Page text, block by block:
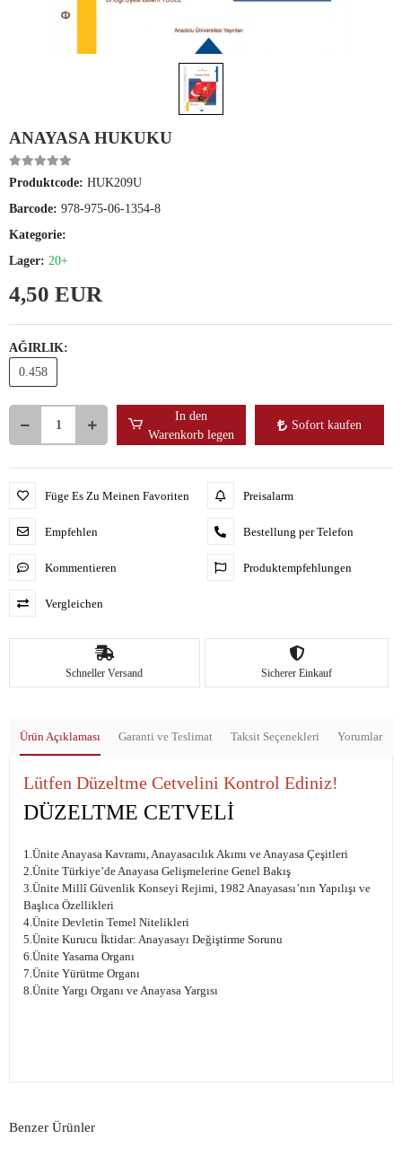
ANAYASA HUKUKU
Produktcode: HUK209U
Barcode: 978-975-06-1354-8
Kategorie:
Lager: 20+
4,50 EUR
AĞIRLIK:
0.458
In den
Warenkorb legen
Sofort kaufen
Füge Es Zu Meinen Favoriten
Empfehlen
Kommentieren
Vergleichen
Preisalarm
Bestellung per Telefon
Produktempfehlungen
Schneller Versand Sicherer Einkauf
Ürün Açıklaması Garanti ve Teslimat Taksit Seçenekleri Yorumlar
Lütfen Düzeltme Cetvelini Kontrol Ediniz!
DÜZELTME CETVELİ
1.Ünite Anayasa Kavramı, Anayasacılık Akımı ve Anayasa Çeşitleri
2.Ünite Türkiye’de Anayasa Gelişmelerine Genel Bakış
3.Ünite Millî Güvenlik Konseyi Rejimi, 1982 Anayasası’nın Yapılışı ve
Başlıca Özellikleri
4.Ünite Devletin Temel Nitelikleri
5.Ünite Kurucu İktidar: Anayasayı Değiştirme Sorunu
6.Ünite Yasama Organı
7.Ünite Yürütme Organı
8.Ünite Yargı Organı ve Anayasa Yargısı
Benzer Ürünler